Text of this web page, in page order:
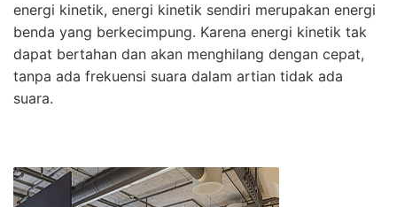
energi kinetik, energi kinetik sendiri merupakan energi
benda yang berkecimpung. Karena energi kinetik tak
dapat bertahan dan akan menghilang dengan cepat,
tanpa ada frekuensi suara dalam artian tidak ada
suara.